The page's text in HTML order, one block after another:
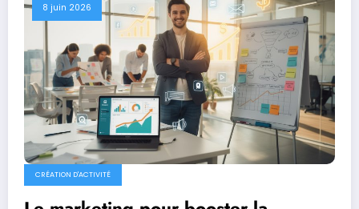
8 juin 2026
CRÉATION D'ACTIVITÉ